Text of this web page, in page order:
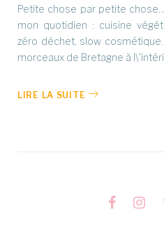
Petite chose par petite
mon quotidien : cuisine
zéro déchet, slow
morceaux de Bretagne à
LIRE LA SUITE